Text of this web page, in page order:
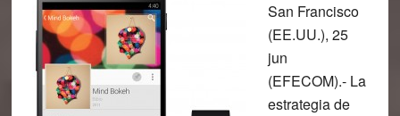
San Francisco
(EE.UU.), 25
jun
(EFECOM).- La
estrategia de